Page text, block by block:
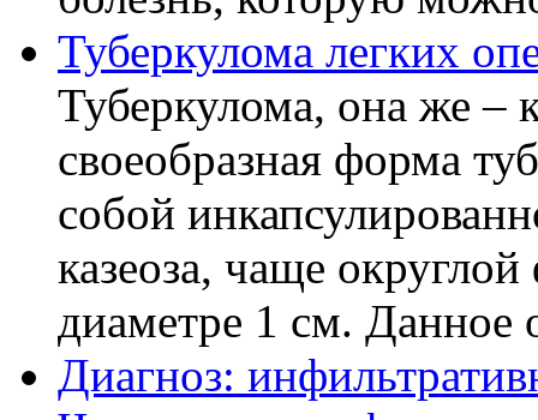
Туберкулома легких
Туберкулома, она же –
своеобразная форма
собой
казеоза, чаще
диаметре 1 см. Данное
Диагноз: